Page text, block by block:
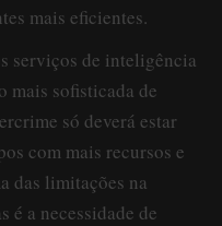
mais eficientes.
serviços de inteligência
mais sofisticada de
só deverá estar
com mais recursos e
das limitações na
é a necessidade de